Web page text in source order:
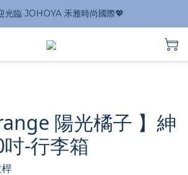
光臨 JOHOYA 禾雅時尚國際💖
陽光橘子 】紳
-行李箱